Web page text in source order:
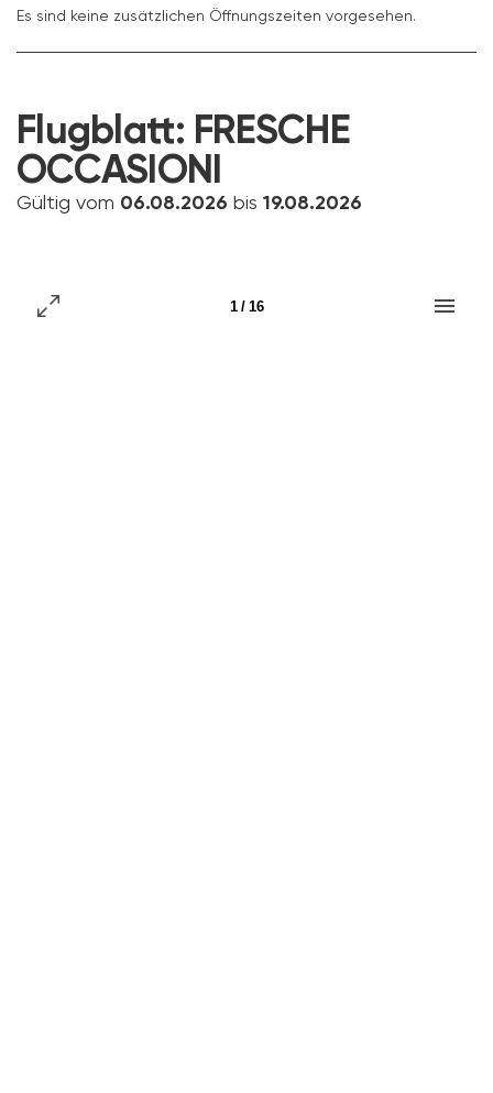
Es sind keine zusätzlichen Öffnungszeiten vorgesehen.
Flugblatt: FRESCHE
OCCASIONI
Gültig vom 06.08.2026 bis 19.08.2026